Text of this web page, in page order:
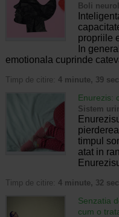
Boli
propriile
In
emotionala cuprinde
Timp de citire: 4 minute, 39
Enurezis:
Sistem
timpul
atat in
Timp de citire: 4 minute, 32
Senzatia
cum o